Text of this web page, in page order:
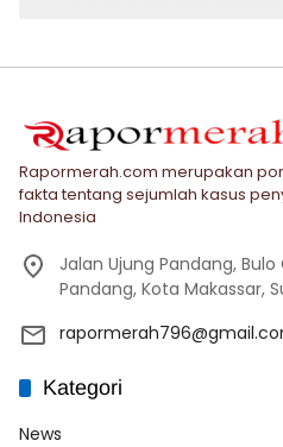
Rapormerah.com merupakan
fakta tentang sejumlah kasus
Indonesia
Jalan Ujung Pandang,
Pandang, Kota Makassar,
Kategori
News